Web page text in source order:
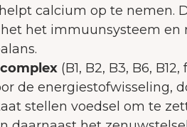
calcium op te nemen.
het immuunsysteem en
(B1, B2, B3, B6,
de energiestofwisseling,
stellen voedsel om te
Op onze website